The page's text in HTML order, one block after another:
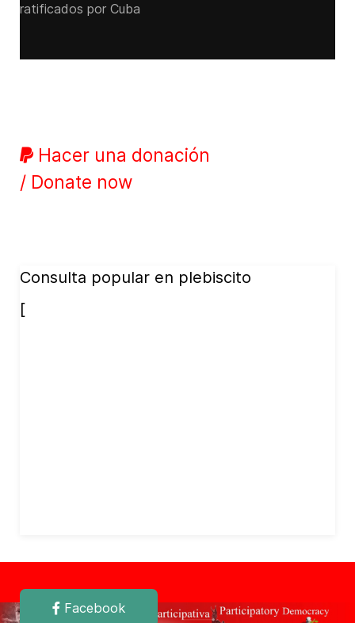
ratificados por Cuba
Hacer una donación
/ Donate now
Consulta popular en plebiscito
[
Facebook